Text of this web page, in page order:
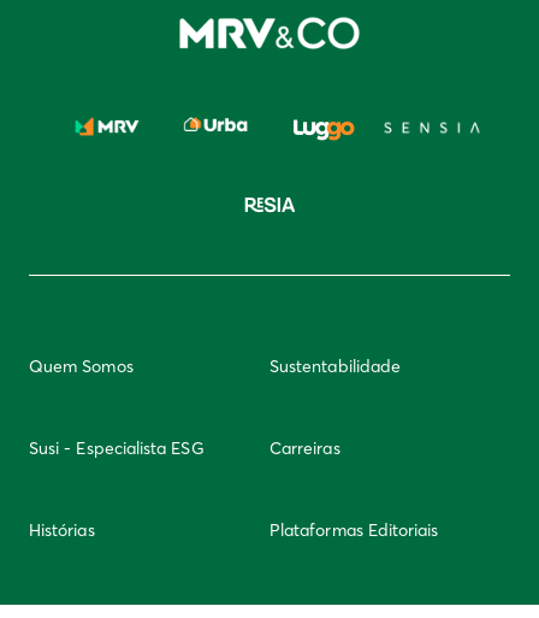
Quem Somos Sustentabilidade
Susi - Especialista ESG Carreiras
Histórias Plataformas Editoriais
Newsletter Integridade